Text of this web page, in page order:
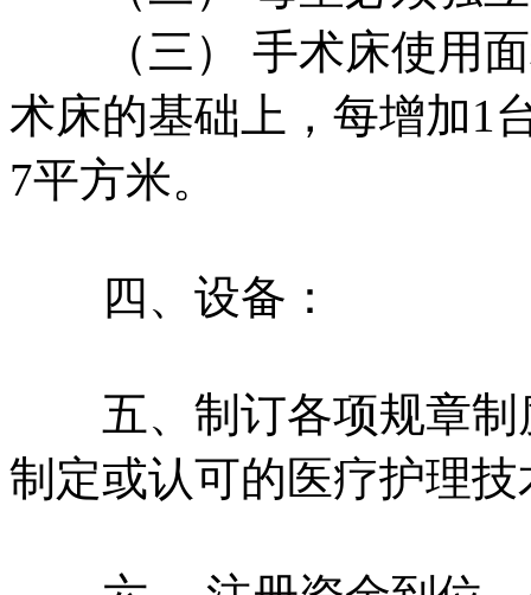
（三） 手术床使用面
术床的基础上，每增加1
7平方米。
四、设备：
五、制订各项规章制
制定或认可的医疗护理